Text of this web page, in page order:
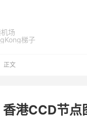
场
梯子
正文
香港CCD节点